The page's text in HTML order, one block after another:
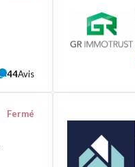
44Avis
Fermé